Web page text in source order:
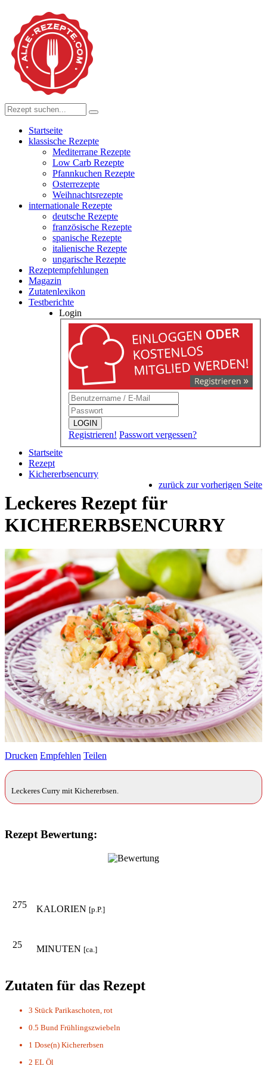
Startseite
klassische Rezepte
Mediterrane Rezepte
Low Carb Rezepte
Pfannkuchen Rezepte
Osterrezepte
Weihnachtsrezepte
internationale Rezepte
deutsche Rezepte
französische Rezepte
spanische Rezepte
italienische Rezepte
ungarische Rezepte
Rezeptempfehlungen
Magazin
Zutatenlexikon
Testberichte
Login
LOGIN
Registrieren! Passwort vergessen?
Startseite
Rezept
Kichererbsencurry
zurück zur vorherigen Seite
Leckeres Rezept für
KICHERERBSENCURRY
Drucken Empfehlen Teilen
Leckeres Curry mit Kichererbsen.
Rezept Bewertung:
275 KALORIEN [p.P.]
25 MINUTEN [ca.]
Zutaten für das Rezept
3 Stück Parikaschoten, rot
0.5 Bund Frühlingszwiebeln
1 Dose(n) Kichererbsen
2 EL Öl